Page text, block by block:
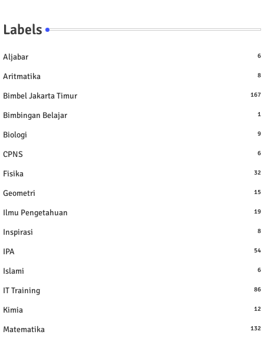
Labels
Aljabar 6
Aritmatika 8
Bimbel Jakarta Timur 167
Bimbingan Belajar 1
Biologi 9
CPNS 6
Fisika 32
Geometri 15
Ilmu Pengetahuan 19
Inspirasi 8
IPA 54
Islami 6
IT Training 86
Kimia 12
Matematika 132